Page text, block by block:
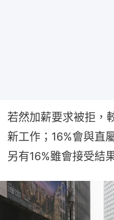
若然加薪要求被拒，
新工作；16%會與直
另有16%雖會接受結